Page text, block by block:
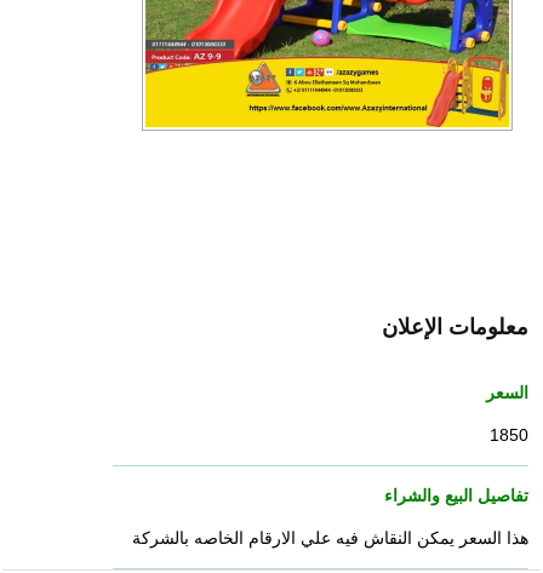
معلومات الإعلان
السعر
1850
تفاصيل البيع والشراء
هذا السعر يمكن النقاش فيه علي الارقام الخاصه بالشركة